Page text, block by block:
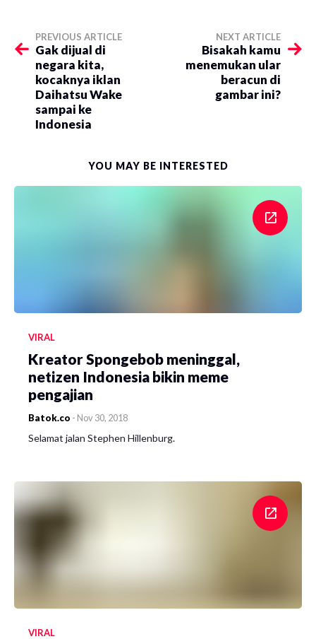
PREVIOUS ARTICLE
Gak dijual di
negara kita,
kocaknya iklan
Daihatsu Wake
sampai ke
Indonesia
NEXT ARTICLE
Bisakah kamu
menemukan ular
beracun di
gambar ini?
YOU MAY BE INTERESTED
VIRAL
Kreator Spongebob meninggal,
netizen Indonesia bikin meme
pengajian
Batok.co - Nov 30, 2018
Selamat jalan Stephen Hillenburg.
VIRAL